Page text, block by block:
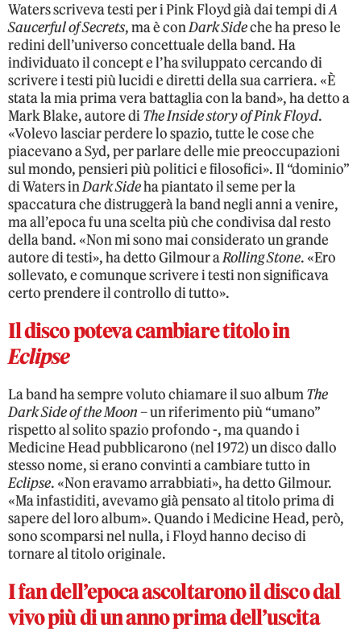
Waters scriveva testi per i Pink Floyd già dai tempi diA
Saucerful of Secrets, ma è conDark Sideche ha preso le
redini dell’universo concettuale della band. Ha
individuato il concept e l’ha sviluppato cercando di
scrivere i testi più lucidi e diretti della sua carriera. «È
stata la mia prima vera battaglia con la band», ha detto a
Mark Blake, autore diThe Inside story of Pink Floyd.
«Volevo lasciar perdere lo spazio, tutte le cose che
piacevano a Syd, per parlare delle mie preoccupazioni
sul mondo, pensieri più politici e filosofici». Il “dominio”
di Waters inDark Sideha piantato il seme per la
spaccatura che distruggerà la band negli anni a venire,
ma all’epoca fu una scelta più che condivisa dal resto
della band. «Non mi sono mai considerato un grande
autore di testi», ha detto Gilmour aRolling Stone. «Ero
sollevato, e comunque scrivere i testi non significava
certo prendere il controllo di tutto».
Il disco poteva cambiare titolo in
Eclipse
La band ha sempre voluto chiamare il suo albumThe
Dark Side of the Moon– un riferimento più “umano”
rispetto al solito spazio profondo -, ma quando i
Medicine Head pubblicarono (nel 1972) un disco dallo
stesso nome, si erano convinti a cambiare tutto in
Eclipse. «Non eravamo arrabbiati», ha detto Gilmour.
«Ma infastiditi, avevamo già pensato al titolo prima di
sapere del loro album». Quando i Medicine Head, però,
sono scomparsi nel nulla, i Floyd hanno deciso di
tornare al titolo originale.
I fan dell’epoca ascoltarono il disco dal
vivo più di un anno prima dell’uscita